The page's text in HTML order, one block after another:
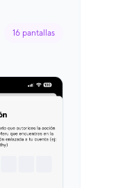
16 pantallas